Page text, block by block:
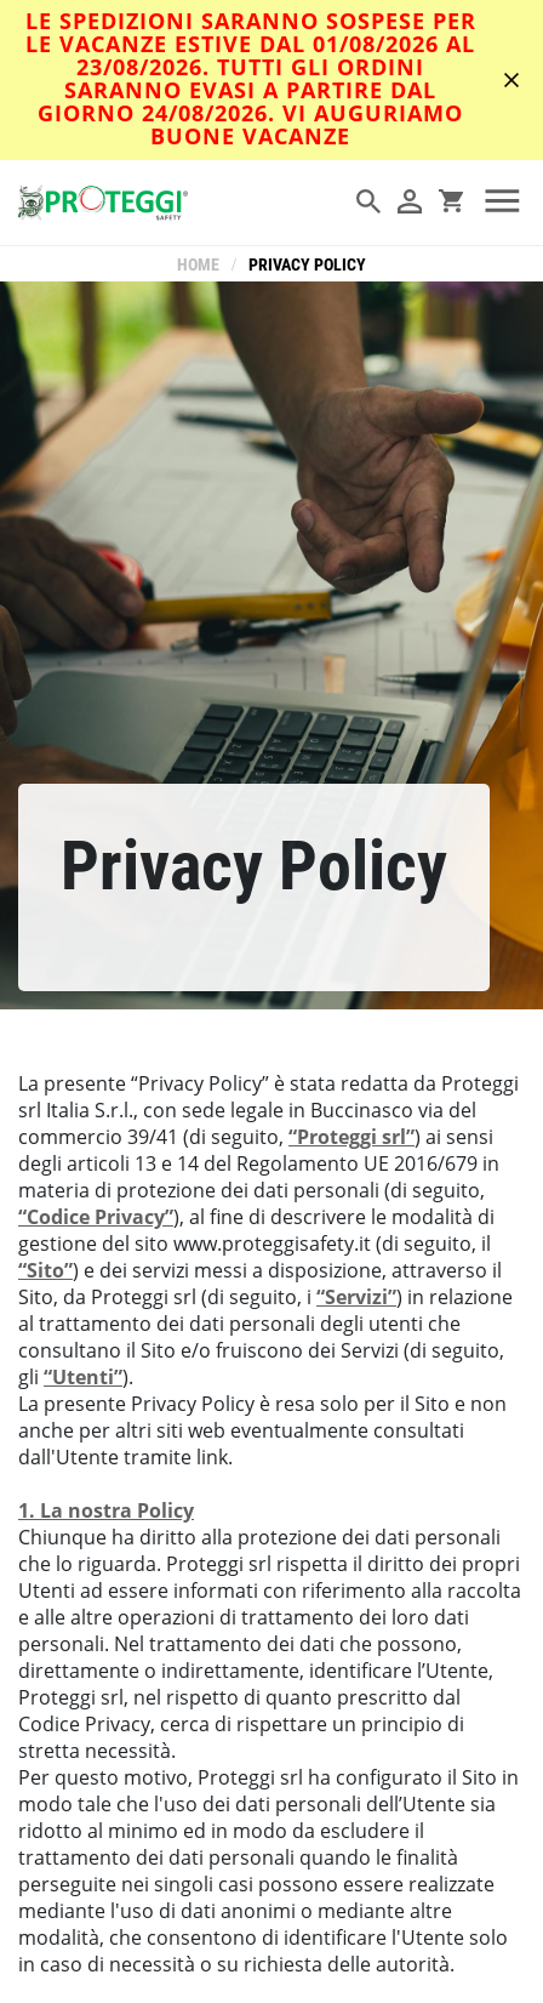
LE SPEDIZIONI SARANNO SOSPESE PER
LE VACANZE ESTIVE DAL 01/08/2026 AL
23/08/2026. TUTTI GLI ORDINI
SARANNO EVASI A PARTIRE DAL
GIORNO 24/08/2026. VI AUGURIAMO
BUONE VACANZE
HOME / PRIVACY POLICY
Privacy Policy
La presente “Privacy Policy” è stata redatta da Proteggi
srl Italia S.r.l., con sede legale in Buccinasco via del
commercio 39/41 (di seguito, “Proteggi srl”) ai sensi
degli articoli 13 e 14 del Regolamento UE 2016/679 in
materia di protezione dei dati personali (di seguito,
“Codice Privacy”), al fine di descrivere le modalità di
gestione del sito www.proteggisafety.it (di seguito, il
“Sito”) e dei servizi messi a disposizione, attraverso il
Sito, da Proteggi srl (di seguito, i “Servizi”) in relazione
al trattamento dei dati personali degli utenti che
consultano il Sito e/o fruiscono dei Servizi (di seguito,
gli “Utenti”).
La presente Privacy Policy è resa solo per il Sito e non
anche per altri siti web eventualmente consultati
dall'Utente tramite link.
1. La nostra Policy
Chiunque ha diritto alla protezione dei dati personali
che lo riguarda. Proteggi srl rispetta il diritto dei propri
Utenti ad essere informati con riferimento alla raccolta
e alle altre operazioni di trattamento dei loro dati
personali. Nel trattamento dei dati che possono,
direttamente o indirettamente, identificare l’Utente,
Proteggi srl, nel rispetto di quanto prescritto dal
Codice Privacy, cerca di rispettare un principio di
stretta necessità.
Per questo motivo, Proteggi srl ha configurato il Sito in
modo tale che l'uso dei dati personali dell’Utente sia
ridotto al minimo ed in modo da escludere il
trattamento dei dati personali quando le finalità
perseguite nei singoli casi possono essere realizzate
mediante l'uso di dati anonimi o mediante altre
modalità, che consentono di identificare l'Utente solo
in caso di necessità o su richiesta delle autorità.